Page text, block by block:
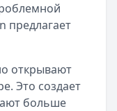
Ru: как
от Bigmani
предлагает
открывают
Это создает
больше